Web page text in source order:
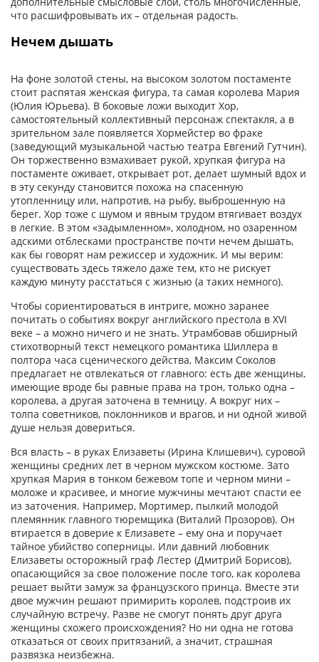
что расшифровывать их – отдельная радость.
Нечем дышать
На фоне золотой стены, на высоком золотом постаменте
стоит распятая женская фигура, та самая королева Мария
(Юлия Юрьева). В боковые ложи выходит Хор,
самостоятельный коллективный персонаж спектакля, а в
зрительном зале появляется Хормейстер во фраке
(заведующий музыкальной частью театра Евгений Гутчин).
Он торжественно взмахивает рукой, хрупкая фигура на
постаменте оживает, открывает рот, делает шумный вдох и
в эту секунду становится похожа на спасенную
утопленницу или, напротив, на рыбу, выброшенную на
берег. Хор тоже с шумом и явным трудом втягивает воздух
в легкие. В этом «задымленном», холодном, но озаренном
адскими отблесками пространстве почти нечем дышать,
как бы говорят нам режиссер и художник. И мы верим:
существовать здесь тяжело даже тем, кто не рискует
каждую минуту расстаться с жизнью (а таких немного).
Чтобы сориентироваться в интриге, можно заранее
почитать о событиях вокруг английского престола в XVI
веке – а можно ничего и не знать. Утрамбовав обширный
стихотворный текст немецкого романтика Шиллера в
полтора часа сценического действа, Максим Соколов
предлагает не отвлекаться от главного: есть две женщины,
имеющие вроде бы равные права на трон, только одна –
королева, а другая заточена в темницу. А вокруг них –
толпа советников, поклонников и врагов, и ни одной живой
душе нельзя довериться.
Вся власть – в руках Елизаветы (Ирина Клишевич), суровой
женщины средних лет в черном мужском костюме. Зато
хрупкая Мария в тонком бежевом топе и черном мини –
моложе и красивее, и многие мужчины мечтают спасти ее
из заточения. Например, Мортимер, пылкий молодой
племянник главного тюремщика (Виталий Прозоров). Он
втирается в доверие к Елизавете – ему она и поручает
тайное убийство соперницы. Или давний любовник
Елизаветы осторожный граф Лестер (Дмитрий Борисов),
опасающийся за свое положение после того, как королева
решает выйти замуж за французского принца. Вместе эти
двое мужчин решают примирить королев, подстроив их
случайную встречу. Разве не смогут понять друг друга
женщины схожего происхождения? Но ни одна не готова
отказаться от своих притязаний, а значит, страшная
развязка неизбежна.